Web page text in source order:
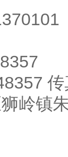
岭镇